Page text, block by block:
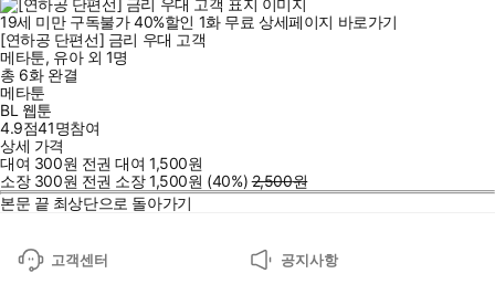
19세 미만 구독불가 40%할인 1화 무료 상세페이지 바로가기
[연하공 단편선] 금리 우대 고객
메타툰, 유아외 1명
총 6화 완결
메타툰
BL 웹툰
4.9점41명참여
상세 가격
대여 300원 전권 대여1,500원
소장 300원 전권 소장1,500원 (40%) 2,500원
본문 끝 최상단으로 돌아가기
고객센터 공지사항